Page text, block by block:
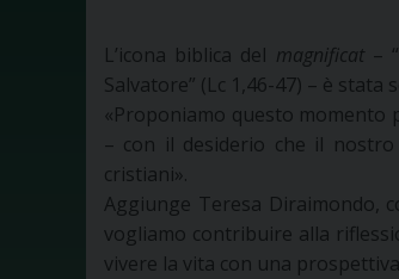
L’icona biblica del magnificat–
Salvatore” (Lc 1,46-47) – è
«Proponiamo questo momento
– con il desiderio che il
cristiani».
Aggiunge Teresa Diraimondo,
vogliamo contribuire alla
vivere la vita con una